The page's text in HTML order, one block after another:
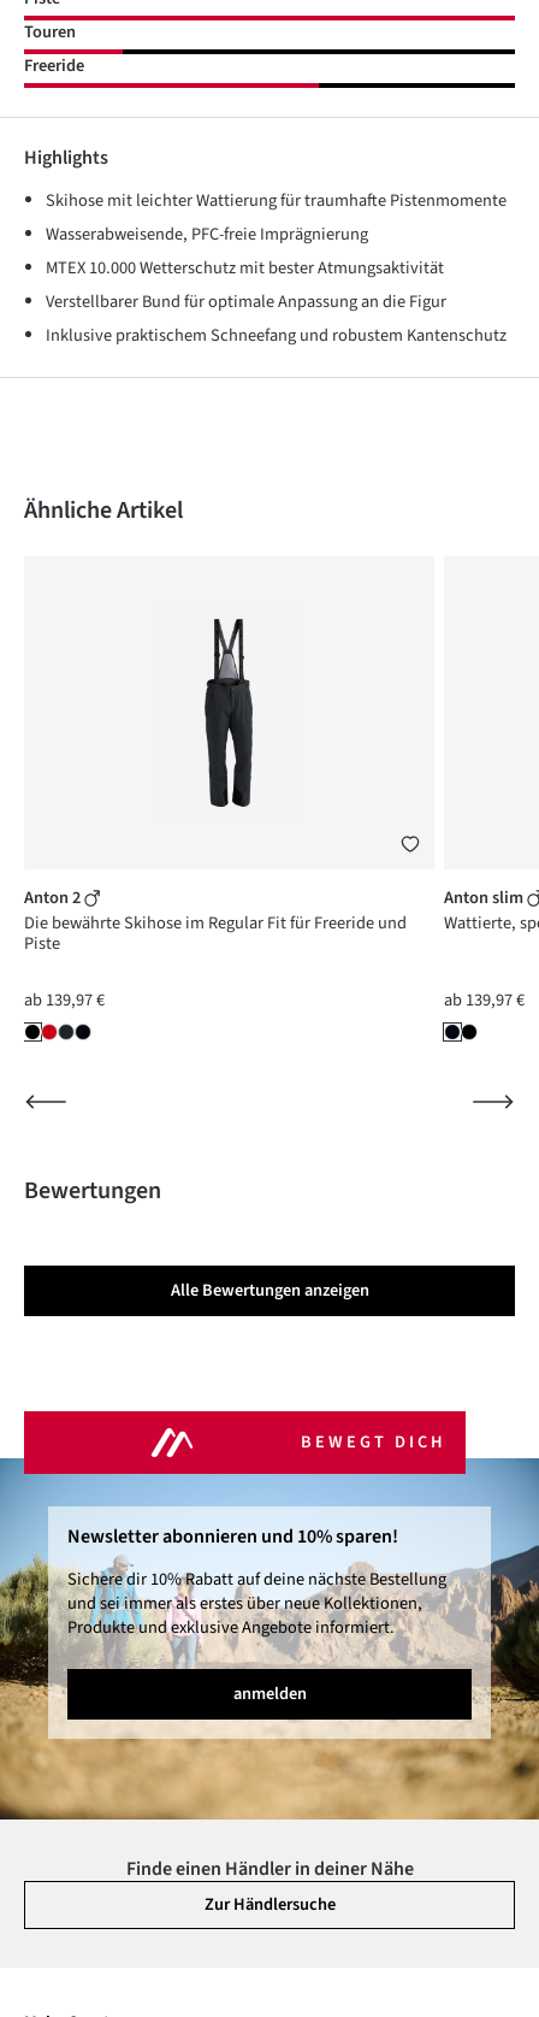
Touren
Freeride
Highlights
Skihose mit leichter Wattierung für traumhafte Pistenmomente
Wasserabweisende, PFC-freie Imprägnierung
MTEX 10.000 Wetterschutz mit bester Atmungsaktivität
Verstellbarer Bund für optimale Anpassung an die Figur
Inklusive praktischem Schneefang und robustem Kantenschutz
Produktgalerie überspringen
Ähnliche Artikel
Anton 2
Die bewährte Skihose im Regular Fit für Freeride und
Piste
ab139,97 €
Anton slim
Wattierte,
ab139,97 €
Bewertungen
Alle Bewertungen anzeigen
BEWEGT DICH
Newsletter abonnieren und 10% sparen!
Sichere dir 10% Rabatt auf deine nächste Bestellung
und sei immer als erstes über neue Kollektionen,
Produkte und exklusive Angebote informiert.
anmelden
Finde einen Händler in deiner Nähe
Zur Händlersuche